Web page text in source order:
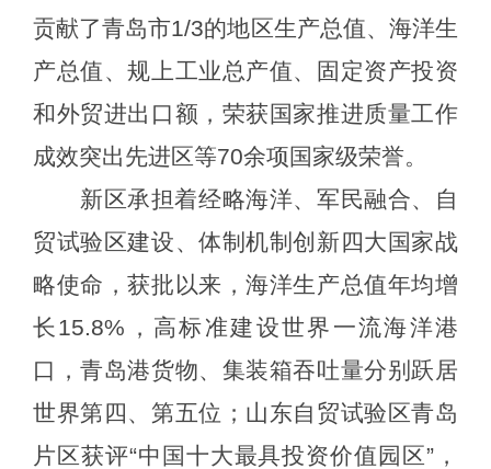
贡献了青岛市1/3的地区生产总值、海洋生
产总值、规上工业总产值、固定资产投资
和外贸进出口额，荣获国家推进质量工作
成效突出先进区等70余项国家级荣誉。
新区承担着经略海洋、军民融合、自
贸试验区建设、体制机制创新四大国家战
略使命，获批以来，海洋生产总值年均增
长 15.8%，高标准建设世界一流海洋港
口，青岛港货物、集装箱吞吐量分别跃居
世界第四、第五位；山东自贸试验区青岛
片区获评“中国十大最具投资价值园区”，